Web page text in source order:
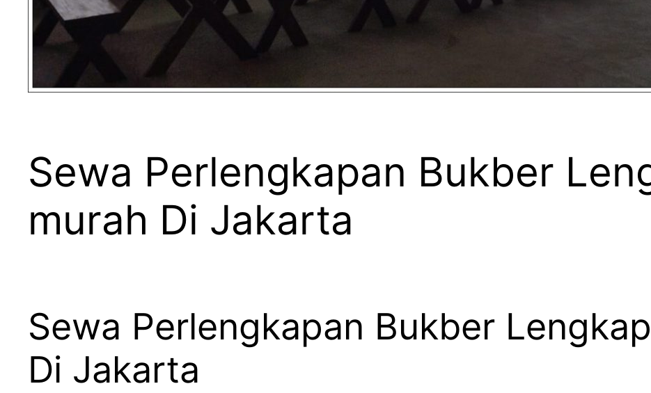
Sewa Perlengkapan Bukber
murah Di Jakarta
Sewa Perlengkapan Bukber
Di Jakarta